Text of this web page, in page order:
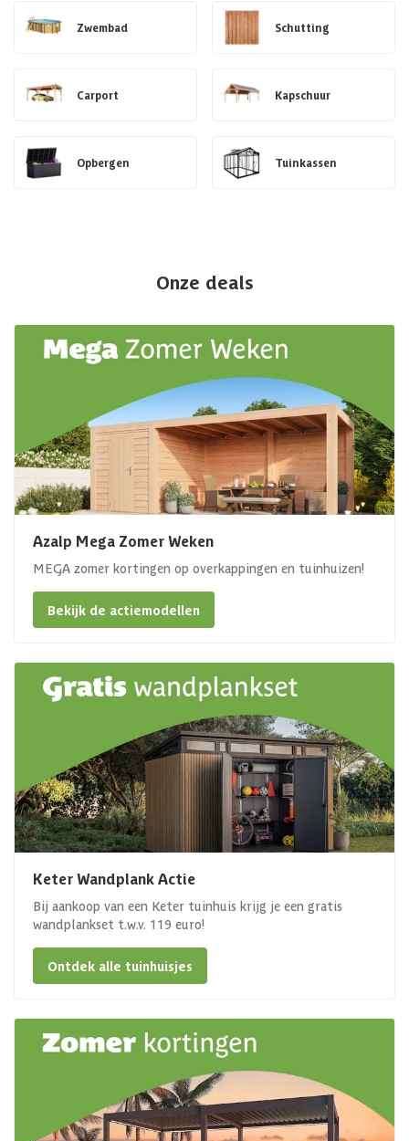
Zwembad Schutting
Carport Kapschuur
Opbergen Tuinkassen
Onze deals
Azalp Mega Zomer Weken
MEGA zomer kortingen op overkappingen en tuinhuizen!
Bekijk de actiemodellen
Keter Wandplank Actie
Bij aankoop van een Keter tuinhuis krijg je een gratis
wandplankset t.w.v. 119 euro!
Ontdek alle tuinhuisjes